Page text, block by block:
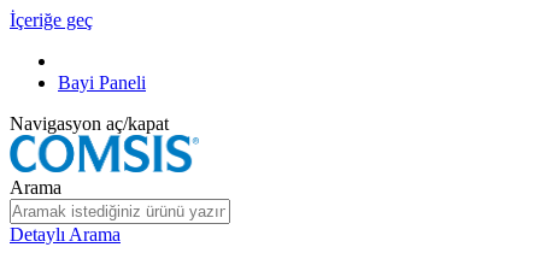
İçeriğe geç
Bayi Paneli
Navigasyon aç/kapat
Arama
Detaylı Arama